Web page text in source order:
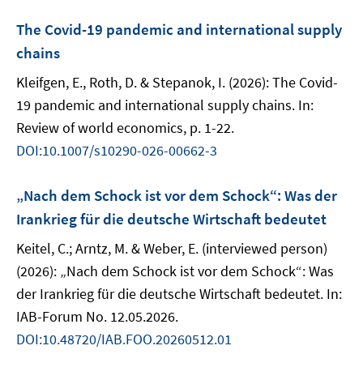
The Covid-19 pandemic and international supply
chains
Kleifgen, E., Roth, D. & Stepanok, I. (2026): The Covid-
19 pandemic and international supply chains. In:
Review of world economics, p. 1-22.
DOI:10.1007/s10290-026-00662-3
„Nach dem Schock ist vor dem Schock“: Was der
Irankrieg für die deutsche Wirtschaft bedeutet
Keitel, C.; Arntz, M. & Weber, E. (interviewed person)
(2026): „Nach dem Schock ist vor dem Schock“: Was
der Irankrieg für die deutsche Wirtschaft bedeutet. In:
IAB-Forum No. 12.05.2026.
DOI:10.48720/IAB.FOO.20260512.01